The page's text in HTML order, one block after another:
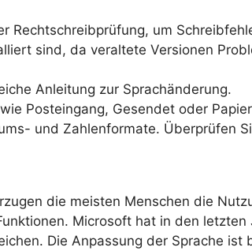
Rechtschreibprüfung, um
sind, da veraltete Versionen
Anleitung zur Sprachänderung.
Posteingang, Gesendet oder
und Zahlenformate. Überprüfen
die meisten Menschen die
Microsoft hat in den
Die Anpassung der Sprache ist